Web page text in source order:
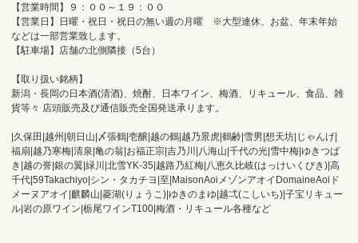
【営業時間】９：００～１９：００
【営業日】日曜・祝日・祝日の無い週の月曜 ※大型連休、お盆、年末年始
などは一部営業致します。
【駐車場】店舗の北側隣接（5台）
【取り扱い銘柄】
新潟・長岡の日本酒(清酒)、焼酎、日本ワイン、梅酒、リキュール、食品、雑
貨等々 店頭販売及び通信販売全国発送承ります。
|久保田|越州|朝日山|〆張鶴|壱醸|越の鶴|越乃景虎|鶴齢|雪男|想天坊|じゃんげ|
福扇|越乃寒梅|清泉|亀の翁|お福正宗|吉乃川|八海山|千代の光|雪中梅|ゆきつば
き|越の誉|銀の翼|緑川|北雪YK-35|越路乃紅梅|八恵久比岐(はっけいくびき)|高
千代|59Takachiyo|シン・タカチヨ|至|MaisonAoiメゾンアオイDomaineAoiド
メーヌアオイ|麒麟山|菱湖(りょうこ)|ゆきのまゆ|越弌(こしいち)|子宝リキュー
ル|岩の原ワイン|栃尾ワインT100|梅酒・リキュール各種など